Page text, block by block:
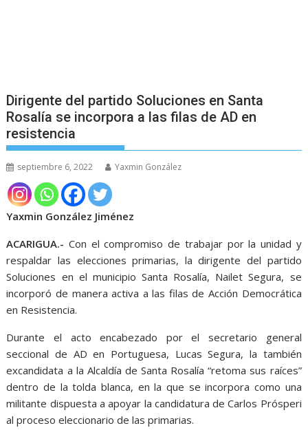
Dirigente del partido Soluciones en Santa
Rosalía se incorpora a las filas de AD en
resistencia
septiembre 6, 2022 Yaxmin González
Yaxmin González Jiménez
ACARIGUA.- Con el compromiso de trabajar por la unidad y
respaldar las elecciones primarias, la dirigente del partido
Soluciones en el municipio Santa Rosalía, Nailet Segura, se
incorporó de manera activa a las filas de Acción Democrática
en Resistencia.
Durante el acto encabezado por el secretario general
seccional de AD en Portuguesa, Lucas Segura, la también
excandidata a la Alcaldía de Santa Rosalía “retoma sus raíces”
dentro de la tolda blanca, en la que se incorpora como una
militante dispuesta a apoyar la candidatura de Carlos Prósperi
al proceso eleccionario de las primarias.